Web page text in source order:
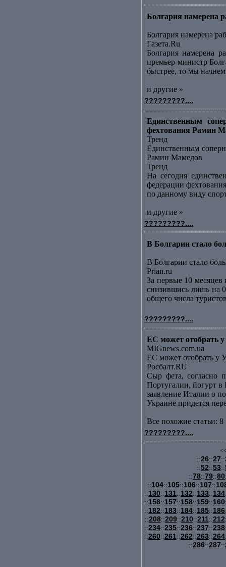
Болгария намерена
Болгария намерена
Газета.Ru
Болгария намерена
премьер-министр
быстрее, то мы
и другие »
?????????....
Единственным
фехтования Рамин
Тренд
Единственным
Рамин Мамедов
Тренд
На сегодня
федерации
по данному виду
и другие »
?????????....
В Болгарии стало
В Болгарии стало
Prian.ru
За первые 10
снизившись лишь на
общего числа
?????????....
ЕС может отобрать
MIGnews.com.ua
ЕС может отобрать у
Росбалт.RU
Сыр фета, согласно
Португалии, йогурт в
заявление Италии о
Украине придется
Все похожие статьи: 8
?????????....
::26::27::
::52::53::
::78::79::80
::104::105::106::107::
::130::131::132::133::134
::156::157::158::159::160
::182::183::184::185::186
::208::209::210::211::212
::234::235::236::237::238
::260::261::262::263::264
::286::287::